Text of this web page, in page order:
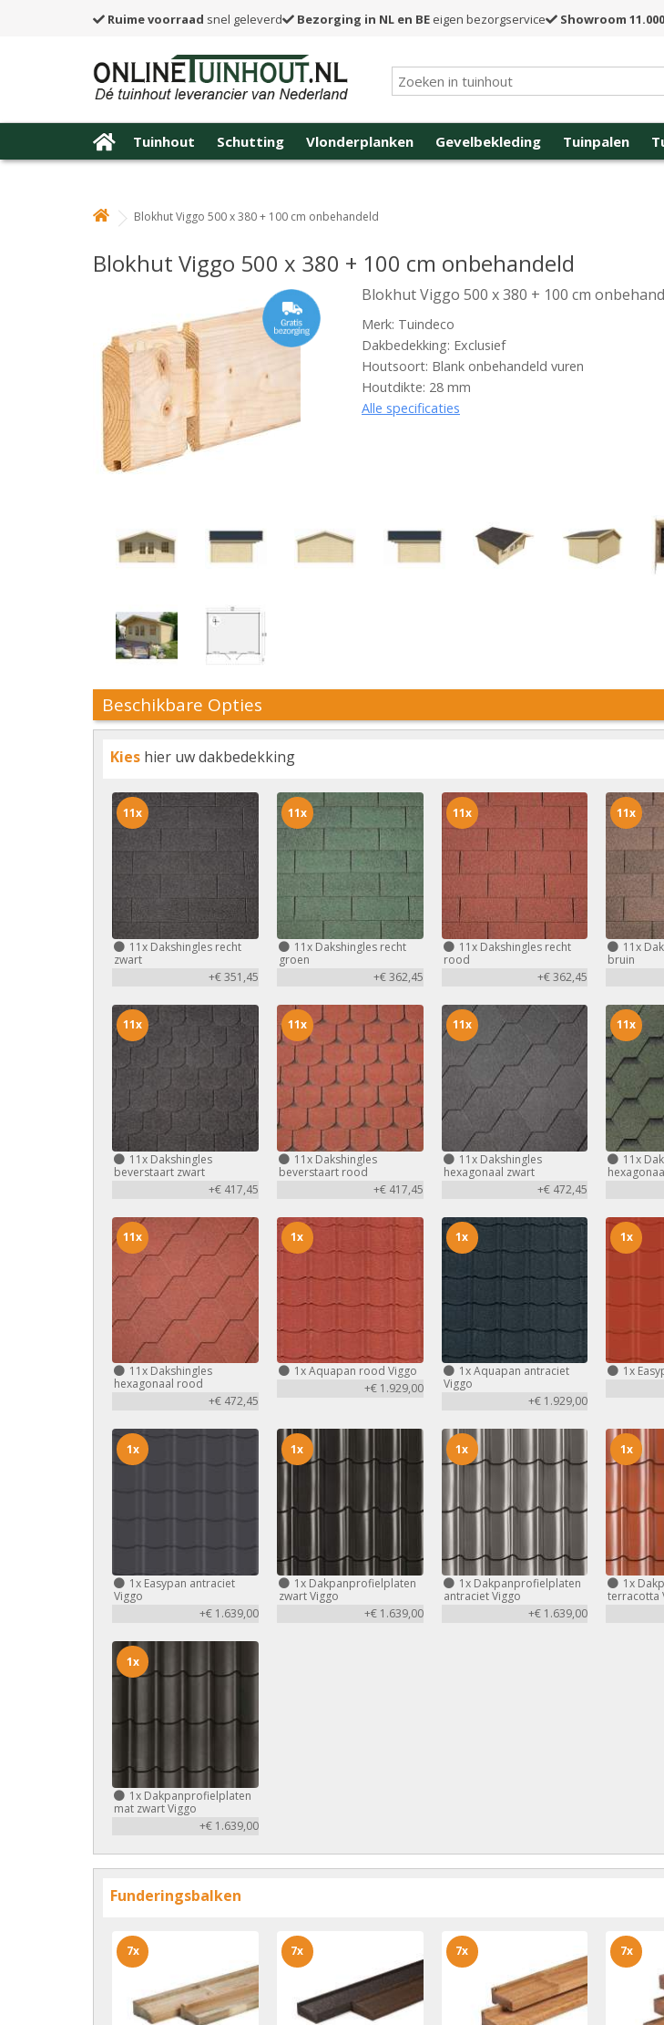
Ruime voorraad snel geleverd Bezorging in NL en BE eigen bezorgservice Showroom
Tuinhout Schutting Vlonderplanken Gevelbekleding Tuinpalen
Blokhut Viggo 500 x 380 + 100 cm onbehandeld
Blokhut Viggo 500 x 380 + 100 cm onbehandeld
Blokhut Viggo 500 x 380 + 100 cm
Merk: Tuindeco
Dakbedekking: Exclusief
Houtsoort: Blank onbehandeld vuren
Houtdikte: 28 mm
Alle specificaties
Beschikbare Opties
Kies hier uw dakbedekking
11x Dakshingles recht
zwart
+€ 351,45
11x
11xDakshingles recht
groen
+€ 362,45
11x
11xDakshingles recht
rood
+€ 362,45
11x
11x
bruin
11x
11x Dakshingles
beverstaart zwart
+€ 417,45
11x
11xDakshingles
beverstaart rood
+€ 417,45
11x
11xDakshingles
hexagonaal zwart
+€ 472,45
11x
11x
11x
11x Dakshingles
hexagonaal rood
+€ 472,45
11x
1xAquapan rood Viggo
+€ 1.929,00
1x
1xAquapan antraciet
Viggo
+€ 1.929,00
1x
1x
1x
1x Easypan antraciet
Viggo
+€ 1.639,00
1x
1xDakpanprofielplaten
zwart Viggo
+€ 1.639,00
1x
1xDakpanprofielplaten
antraciet Viggo
+€ 1.639,00
1x
1x
terracotta
1x
1x Dakpanprofielplaten
mat zwart Viggo
+€ 1.639,00
1x
Funderingsbalken
7x 7x 7x 7x